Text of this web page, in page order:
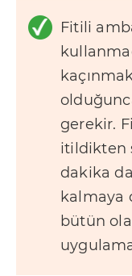
Fitili
gerekir.
itildikten
dakika
kalmaya
bütün